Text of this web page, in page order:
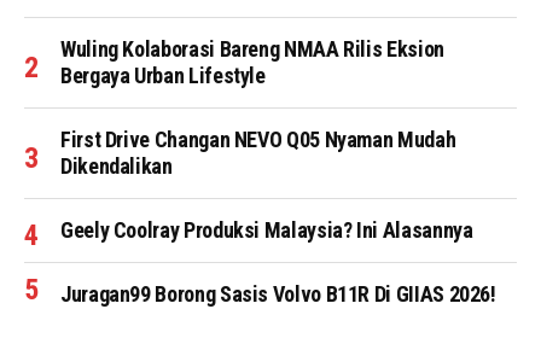
Wuling Kolaborasi Bareng NMAA Rilis Eksion
Bergaya Urban Lifestyle
First Drive Changan NEVO Q05 Nyaman Mudah
Dikendalikan
Geely Coolray Produksi Malaysia? Ini Alasannya
Juragan99 Borong Sasis Volvo B11R Di GIIAS 2026!